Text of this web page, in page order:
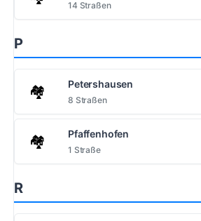
14 Straßen
P
🏘️ Petershausen
8 Straßen
🏘️ Pfaffenhofen
1 Straße
R